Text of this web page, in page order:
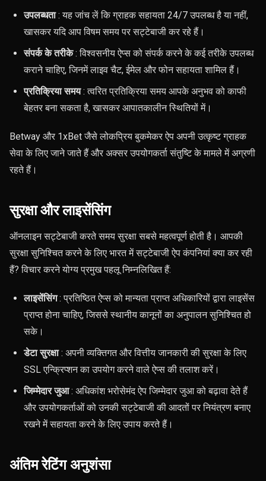
उपलब्धता: यह जांच लें कि ग्राहक सहायता 24/7 उपलब्ध है या नहीं,
खासकर यदि आप विषम समय पर सट्टेबाजी कर रहे हैं।
संपर्क के तरीके: विश्वसनीय ऐप्स को संपर्क करने के कई तरीके उपलब्ध
कराने चाहिए, जिनमें लाइव चैट, ईमेल और फोन सहायता शामिल हैं।
प्रतिक्रिया समय: त्वरित प्रतिक्रिया समय आपके अनुभव को काफी
बेहतर बना सकता है, खासकर आपातकालीन स्थितियों में।
Betway और 1xBet जैसे लोकप्रिय बुकमेकर ऐप अपनी उत्कृष्ट ग्राहक
सेवा के लिए जाने जाते हैं और अक्सर उपयोगकर्ता संतुष्टि के मामले में अग्रणी
रहते हैं।
सुरक्षा और लाइसेंसिंग
ऑनलाइन सट्टेबाजी करते समय सुरक्षा सबसे महत्वपूर्ण होती है। आपकी
सुरक्षा सुनिश्चित करने के लिए भारत में सट्टेबाजी ऐप कंपनियां क्या कर रही
हैं? विचार करने योग्य प्रमुख पहलू निम्नलिखित हैं:
लाइसेंसिंग: प्रतिष्ठित ऐप्स को मान्यता प्राप्त अधिकारियों द्वारा लाइसेंस
प्राप्त होना चाहिए, जिससे स्थानीय कानूनों का अनुपालन सुनिश्चित हो
सके।
डेटा सुरक्षा: अपनी व्यक्तिगत और वित्तीय जानकारी की सुरक्षा के लिए
SSL एन्क्रिप्शन का उपयोग करने वाले ऐप्स की तलाश करें।
जिम्मेदार जुआ: अधिकांश भरोसेमंद ऐप जिम्मेदार जुआ को बढ़ावा देते हैं
और उपयोगकर्ताओं को उनकी सट्टेबाजी की आदतों पर नियंत्रण बनाए
रखने में सहायता करने के लिए उपाय करते हैं।
अंतिम रेटिंग अनुशंसा